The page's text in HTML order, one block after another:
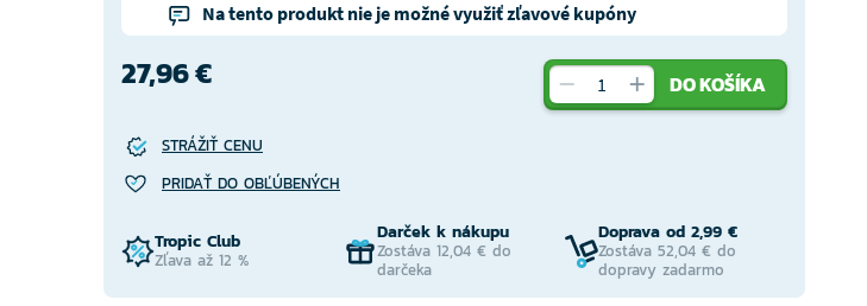
Na tento produkt nie je možné využiť zľavové kupóny
27,96 € DO KOŠÍKA
STRÁŽIŤ CENU
PRIDAŤ DO OBĽÚBENÝCH
Tropic Club
Zľava až 12 %
Darček k nákupu
Zostáva 12,04 € do
darčeka
Doprava od 2,99 €
Zostáva 52,04 € do
dopravy zadarmo